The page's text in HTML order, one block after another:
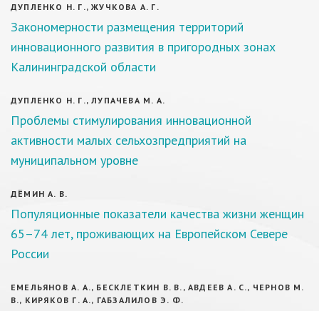
ДУПЛЕНКО Н. Г., ЖУЧКОВА А. Г.
Закономерности размещения территорий
инновационного развития в пригородных зонах
Калининградской области
ДУПЛЕНКО Н. Г., ЛУПАЧЕВА М. А.
Проблемы стимулирования инновационной
активности малых сельхозпредприятий на
муниципальном уровне
ДЁМИН А. В.
Популяционные показатели качества жизни женщин
65–74 лет, проживающих на Европейском Севере
России
ЕМЕЛЬЯНОВ А. А., БЕСКЛЕТКИН В. В., АВДЕЕВ А. С., ЧЕРНОВ М.
В., КИРЯКОВ Г. А., ГАБЗАЛИЛОВ Э. Ф.